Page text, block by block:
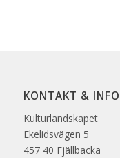
KONTAKT & INFO
Kulturlandskapet
Ekelidsvägen 5
457 40 Fjällbacka